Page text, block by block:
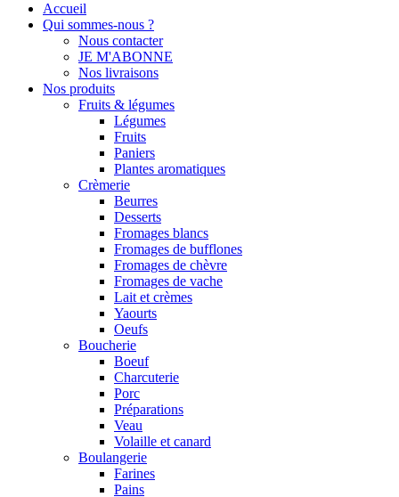
Accueil
Qui sommes-nous ?
Nous contacter
JE M'ABONNE
Nos livraisons
Nos produits
Fruits & légumes
Légumes
Fruits
Paniers
Plantes aromatiques
Crèmerie
Beurres
Desserts
Fromages blancs
Fromages de bufflones
Fromages de chèvre
Fromages de vache
Lait et crèmes
Yaourts
Oeufs
Boucherie
Boeuf
Charcuterie
Porc
Préparations
Veau
Volaille et canard
Boulangerie
Farines
Pains